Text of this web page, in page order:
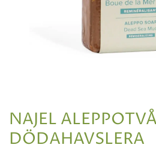
NAJEL
DÖDAHAVSLERA